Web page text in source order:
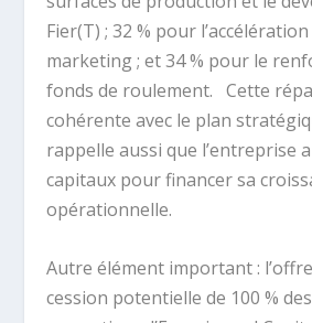
Fier(T) ; 32 % pour
marketing ; et 34 % pour le
fonds de roulement.
Cette
cohérente avec le plan
rappelle aussi que l’entreprise
capitaux pour financer sa
opérationnelle.
Autre élément important :
cession potentielle de 100 %